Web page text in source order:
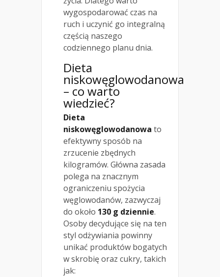
wygospodarować czas na
ruch i uczynić go integralną
częścią naszego
codziennego planu dnia.
Dieta
niskowęglowodanowa
– co warto
wiedzieć?
Dieta
niskowęglowodanowa to
efektywny sposób na
zrzucenie zbędnych
kilogramów. Główna zasada
polega na znacznym
ograniczeniu spożycia
węglowodanów, zazwyczaj
do około 130 g dziennie.
Osoby decydujące się na ten
styl odżywiania powinny
unikać produktów bogatych
w skrobię oraz cukry, takich
jak: